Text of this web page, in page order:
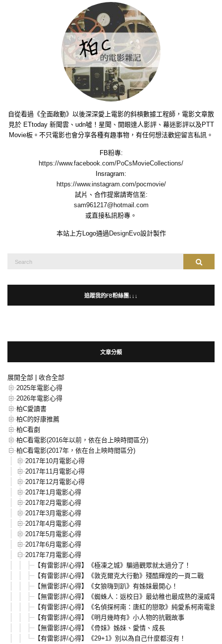
自從看過《全面啟動》以後深深愛上電影的斜槓數據工程師，電影文章散
見於 ETtoday 新聞雲、udn噓！星聞、開眼達人影評、幕迷影評以及PTT
Movie板。不只電影也會分享各種有趣事物，有任何想法歡迎留言私訊。
FB粉專:
https://www.facebook.com/PoCsMovieCollections/
Insragram:
https://www.instagram.com/pocmovie/
試片、合作提案請寄信至:
sam961217@hotmail.com
或直接私訊粉專。
本站上方Logo通過 DesignEvo設計製作
Search
追蹤我的FB粉絲團↓↓↓
文章分類
展開全部
收合全部
2025年電影心得
2026年電影心得
柏C愛讀書
柏C的好康推薦
柏C看劇
柏C看電影(2016年以前，依在台上映時間區分)
柏C看電影(2017年，依在台上映時間區分)
2017年10月電影心得
2017年11月電影心得
2017年12月電影心得
2017年1月電影心得
2017年2月電影心得
2017年3月電影心得
2017年4月電影心得
2017年5月電影心得
2017年6月電影心得
2017年7月電影心得
【有雷影評/心得】《極凍之城》騙過觀眾就太過分了！
【有雷影評/心得】《敦克爾克大行動》殘酷輝煌的一頁二戰
【無雷影評/心得】《女狼嗨到趴》有姊妹最開心！
【無雷影評/心得】《蜘蛛人：返校日》最幼稚也最成熟的漫威電
【有雷影評/心得】《名偵探柯南：唐紅的戀歌》純愛系柯南電影
【有雷影評/心得】《明月幾時有》小人物的抗戰故事
【無雷影評/心得】《骨妹》姊妹、愛情、成長
【有雷影評/心得】《29+1》別以為自己什麼都沒有！